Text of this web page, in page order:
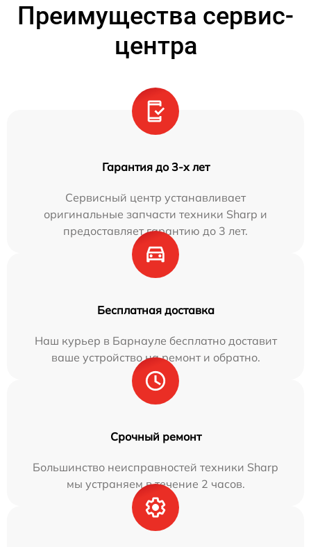
Преимущества сервис-
центра
Гарантия до 3-х лет
Сервисный центр устанавливает
оригинальные запчасти техники Sharp и
предоставляет гарантию до 3 лет.
Бесплатная доставка
Наш курьер в Барнауле бесплатно доставит
ваше устройство на ремонт и обратно.
Срочный ремонт
Большинство неисправностей техники Sharp
мы устраняем в течение 2 часов.